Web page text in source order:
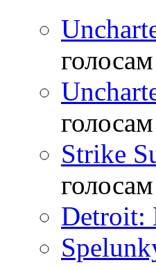
голосам
голосам
Strike
голосам
Detroit: